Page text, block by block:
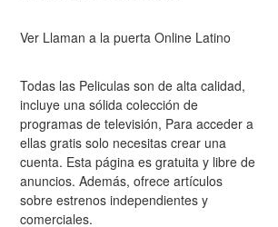
Ver Llaman a la puerta Online Latino
Todas las Peliculas son de alta calidad,
incluye una sólida colección de
programas de televisión, Para acceder a
ellas gratis solo necesitas crear una
cuenta. Esta página es gratuita y libre de
anuncios. Además, ofrece artículos
sobre estrenos independientes y
comerciales.